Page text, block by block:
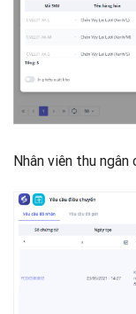
Nhân viên thu ngân